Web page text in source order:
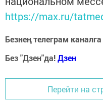
https://max.ru/
Безнең телеграм
Без "Дзен"да!Дзен
Перейти на